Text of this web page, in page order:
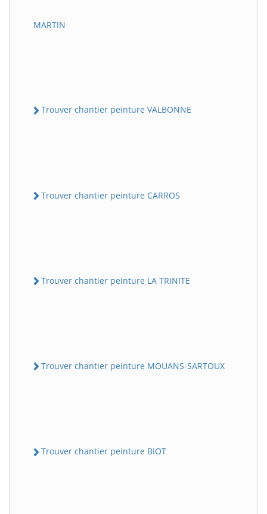
MARTIN
Trouver chantier peinture VALBONNE
Trouver chantier peinture CARROS
Trouver chantier peinture LA TRINITE
Trouver chantier peinture MOUANS-SARTOUX
Trouver chantier peinture BIOT